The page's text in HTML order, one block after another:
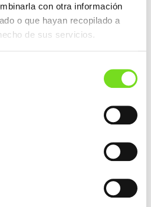
con otra información
o que hayan recopilado a
de sus servicios.
de Descarbonización de
el BEC
un acuerdo para